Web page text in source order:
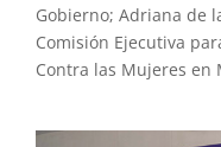
Gobierno; Adriana de
Comisión Ejecutiva
Contra las Mujeres